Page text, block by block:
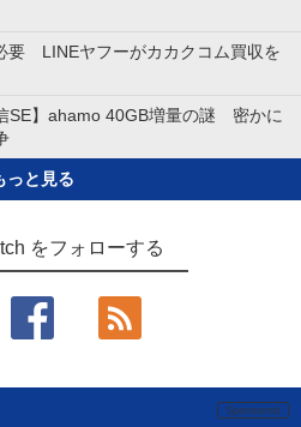
要 LINEヤフーがカカクコム買収を
SE】ahamo 40GB増量の謎 密かに
っと見る
をフォローする